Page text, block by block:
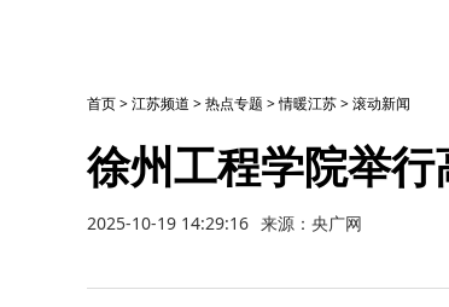
首页>江苏频道 >热点专题 >情暖江苏>滚动新闻
徐州工程学院举
2025-10-19 14:29:16 来源：央广网